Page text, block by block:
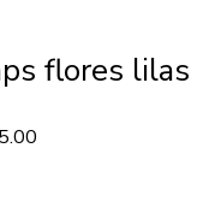
flores lilas